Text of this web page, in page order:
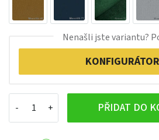
PŘIDAT DO
Nenašli jste variantu?
KONFIGURÁTOR